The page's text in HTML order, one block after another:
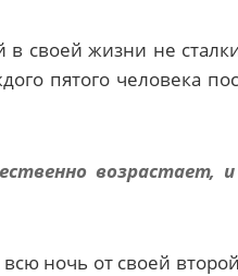
в своей жизни не
пятого человека
возрастает,
ночь от своей